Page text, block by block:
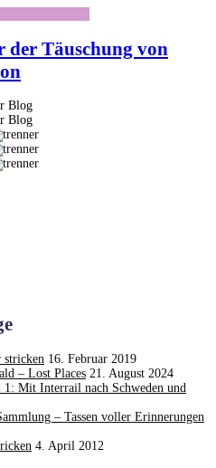
der Täuschung von
stricken 16. Februar 2019
– Lost Places 21. August 2024
Mit Interrail nach Schweden und
– Tassen voller Erinnerungen
4. April 2012